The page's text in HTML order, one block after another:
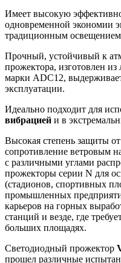
Имеет высокую
одновременной экономии
традиционным
Прочный, устойчивый к
прожектора, изготовлен
марки ADC12,
эксплуатации.
Идеально подходит для
вибрацией и в
Высокая степень защиты
сопротивление ветровым
с различными углами
прожекторы серии N для
(стадионов, спортивных
промышленных
карьеров на горных
станций и везде, где
больших площадях.
Светодиодный прожектор
прошел различные